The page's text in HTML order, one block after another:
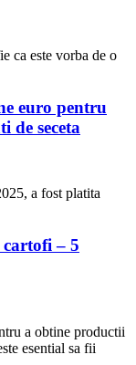
ca este vorba de o
euro pentru
de seceta
a fost platita
– 5
a obtine productii
esential sa fii